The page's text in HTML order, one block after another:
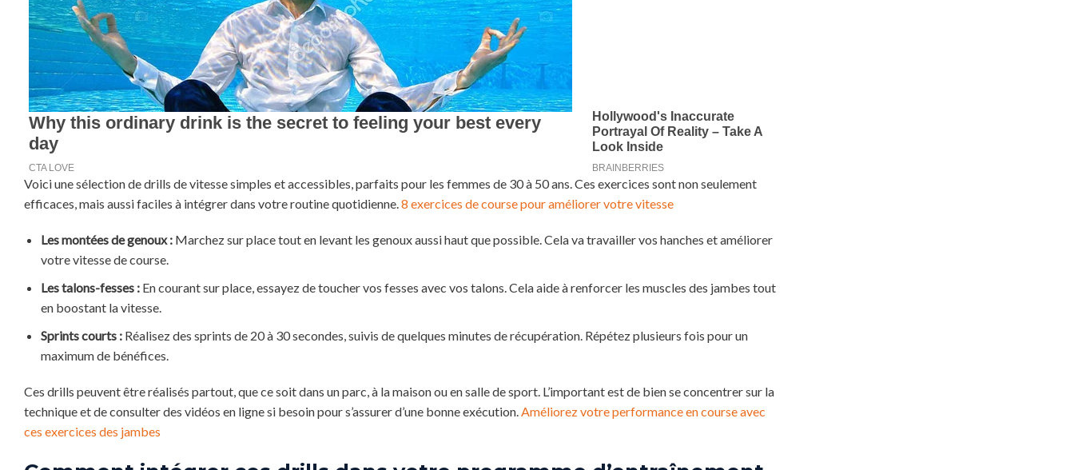
Voici une sélection de drills de vitesse simples et accessibles, parfaits pour les femmes de 30 à 50 ans. Ces exercices sont non seulement
efficaces, mais aussi faciles à intégrer dans votre routine quotidienne. 8 exercices de course pour améliorer votre vitesse
Les montées de genoux :Marchez sur place tout en levant les genoux aussi haut que possible. Cela va travailler vos hanches et améliorer
votre vitesse de course.
Les talons-fesses :En courant sur place, essayez de toucher vos fesses avec vos talons. Cela aide à renforcer les muscles des jambes tout
en boostant la vitesse.
Sprints courts :Réalisez des sprints de 20 à 30 secondes, suivis de quelques minutes de récupération. Répétez plusieurs fois pour un
maximum de bénéfices.
Ces drills peuvent être réalisés partout, que ce soit dans un parc, à la maison ou en salle de sport. L’important est de bien se concentrer sur la
technique et de consulter des vidéos en ligne si besoin pour s’assurer d’une bonne exécution.Améliorez votre performance en course avec
ces exercices des jambes